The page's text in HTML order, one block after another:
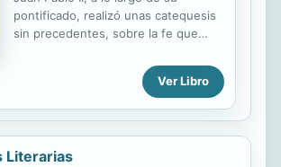
especialistas en diversas disciplinas,
todos ellos docentes cualificados en
universidades de la Iglesia o del
CONTENIDO: La obra constará de 24
volúmenes más los destinados a...
pontificado, realizó unas catequesis
sin precedentes, sobre la fe que
Credo. Este primer volumen recoge
en setenta y nueve capítulos las
como sobre la catequesis, la fe en
Dios y Trino, la creación del mundo y
del hombre, la providencia, los
Ver Libro
Literarias